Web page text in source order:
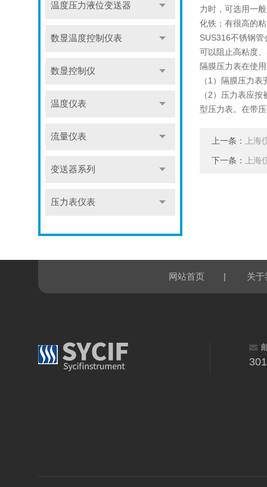
温度压力液位变送器
数显温度控制仪表
数显控制仪
温度仪表
流量仪表
变送器系列
压力表仪表
力时，可选用一
化铁；有很高的
SUS316不锈钢
可以阻止高粘度
隔膜压力表在使
（1）隔膜压力
（2）压力表应
型压力表。在带
上一条： 上海
下一条： 上海
网站首页 | 关于